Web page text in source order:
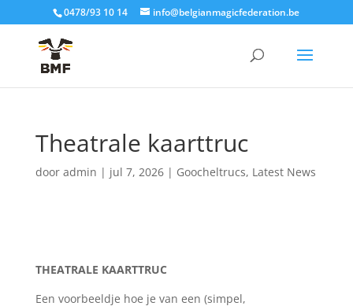
0478/93 10 14 info@belgianmagicfederation.be
Theatrale kaarttruc
door admin | jul 7, 2026| Goocheltrucs, Latest News
THEATRALE KAARTTRUC
Een voorbeeldje hoe je van een (simpel,